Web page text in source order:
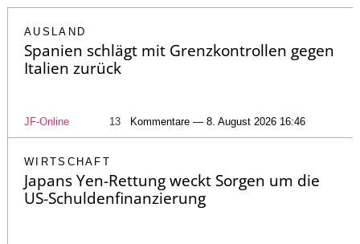
AUSLAND
Spanien schlägt mit Grenzkontrollen gegen
Italien zurück
JF-Online 13 Kommentare — 8. August 2026 16:46
WIRTSCHAFT
Japans Yen-Rettung weckt Sorgen um die
US-Schuldenfinanzierung